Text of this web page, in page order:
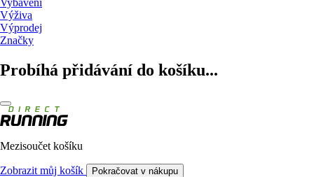
Vybavení
Výživa
Výprodej
Značky
Probíhá přidávání do košíku...
Mezisoučet košíku
Zobrazit můj košík Pokračovat v nákupu